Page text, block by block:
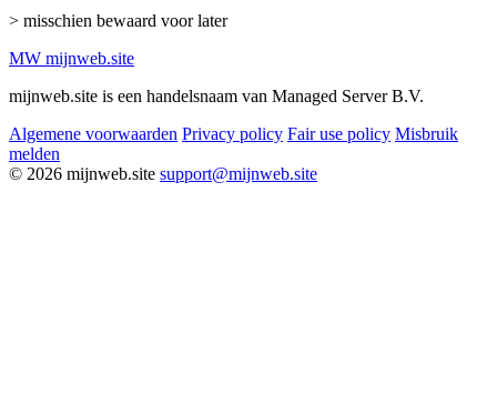
> misschien bewaard voor later
MW mijnweb.site
mijnweb.site is een handelsnaam van Managed Server B.V.
Algemene voorwaarden Privacy policy Fair use policy Misbruik
melden
© 2026 mijnweb.site support@mijnweb.site